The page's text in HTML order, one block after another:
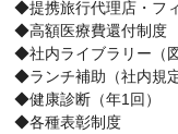
◆提携旅行代理店・フ
◆高額医療費還付制度
◆社内ライブラリー（
◆ランチ補助（社内規定
◆健康診断（年1回）
◆各種表彰制度